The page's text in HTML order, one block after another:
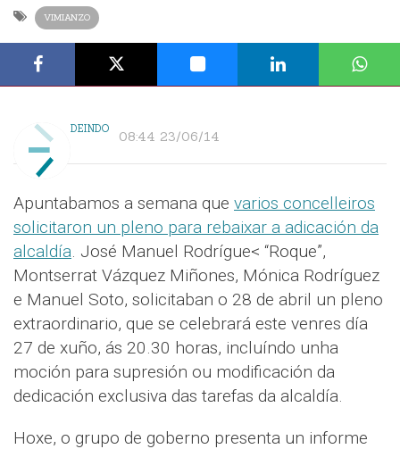
VIMIANZO
DEINDO 08:44 23/06/14
Apuntabamos a semana que varios concelleiros
solicitaron un pleno para rebaixar a adicación da
alcaldía. José Manuel Rodrígue< “Roque”,
Montserrat Vázquez Miñones, Mónica Rodríguez
e Manuel Soto, solicitaban o 28 de abril un pleno
extraordinario, que se celebrará este venres día
27 de xuño, ás 20.30 horas, incluíndo unha
moción para supresión ou modificación da
dedicación exclusiva das tarefas da alcaldía.
Hoxe, o grupo de goberno presenta un informe